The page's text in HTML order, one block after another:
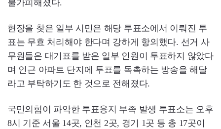
불가피해졌다.
현장을 찾은 일부 시민은 해당 투표소에서 이뤄진 투
표는 무효 처리해야 한다며 강하게 항의했다. 선거 사
무원들은 대기표를 받은 일부 인원이 투표하지 않았다
며 인근 아파트 단지에 투표를 독촉하는 방송을 해달
라고 부탁하기도 한 것으로 전해졌다.
국민의힘이 파악한 투표용지 부족 발생 투표소는 오후
8시 기준 서울 14곳, 인천 2곳, 경기 1곳 등 총 17곳이